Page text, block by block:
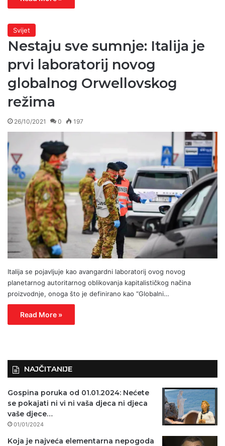
Svijet
Nestaju sve sumnje: Italija je
prvi laboratorij novog
globalnog Orwellovskog
režima
26/10/2021 0 197
Italija se pojavljuje kao avangardni laboratorij ovog novog
planetarnog autoritarnog oblikovanja kapitalističkog načina
proizvodnje, onoga što je definirano kao “Globalni…
Read More »
NAJČITANIJE
Gospina poruka od 01.01.2024: Nećete
se pokajati ni vi ni vaša djeca ni djeca
vaše djece…
01/01/2024
Koja je najveća elementarna nepogoda